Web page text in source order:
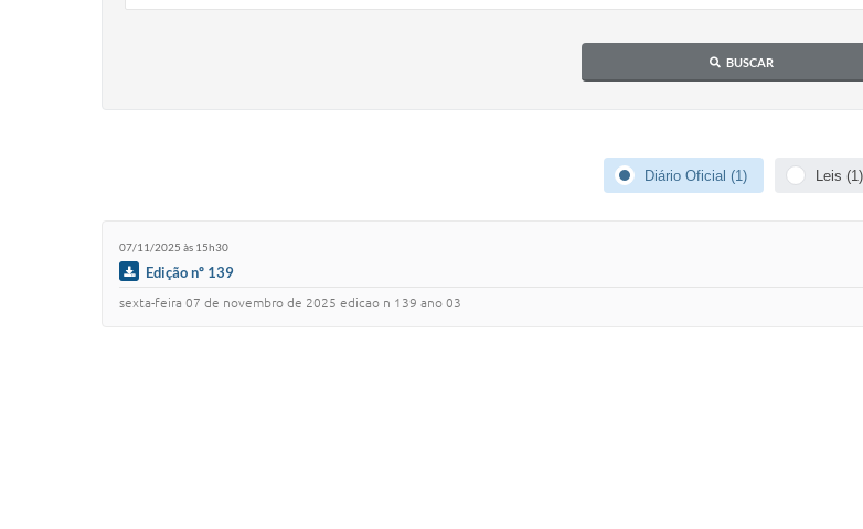
BUSCAR
Diário Oficial (1) Leis (1)
07/11/2025 às 15h30
Edição nº 139
sexta-feira 07 de novembro de 2025 edicao n 139 ano 03